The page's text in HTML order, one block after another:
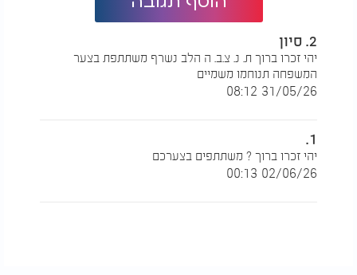
2. סיון
יהי זכרו ברוך ת. נ. צ.ב. ה הלב נשרף משתתפת בצער
המשפחה תנוחמו משמיים
31/05/26 08:12
1.
יהי זכרו ברוך ? משתתפים בצערכם
02/06/26 00:13